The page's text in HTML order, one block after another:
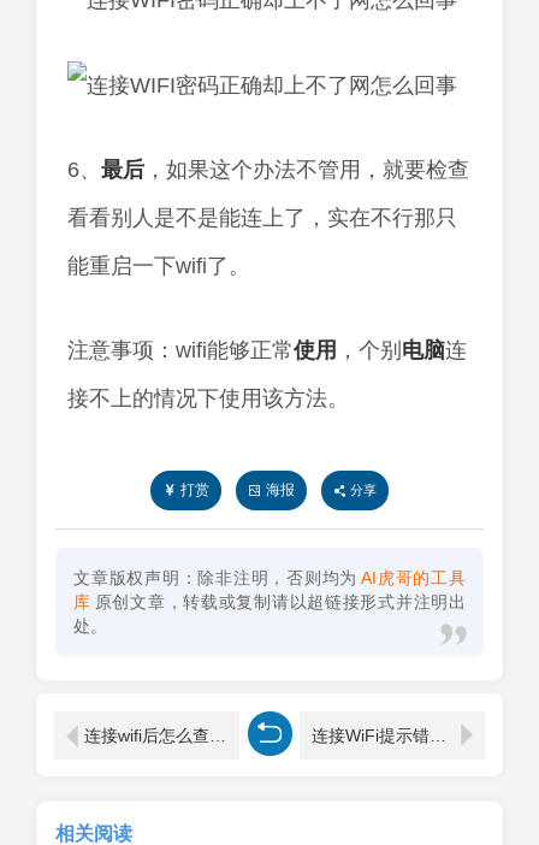
6、 最后 ，如果这个办法不管用，就要检查
看看别人是不是能连上了，实在不行那只
能重启一下wifi了。
注意事项：wifi能够正常使用 ，个别 电脑连
接不上的情况下使用该方法。
打赏 海报 分享
文章版权声明：除非注明，否则均为 AI虎哥的工具
库 原创文章，转载或复制请以超链接形式并注明出
处。
相关阅读